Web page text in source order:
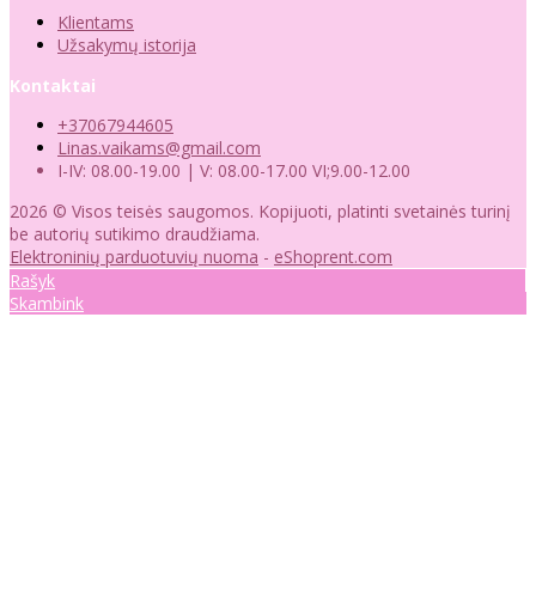
Klientams
Užsakymų istorija
Kontaktai
+37067944605
Linas.vaikams@gmail.com
I-IV: 08.00-19.00 | V: 08.00-17.00 VI;9.00-12.00
2026 © Visos teisės saugomos. Kopijuoti, platinti svetainės turinį
be autorių sutikimo draudžiama.
Elektroninių parduotuvių nuoma - eShoprent.com
Rašyk
Skambink